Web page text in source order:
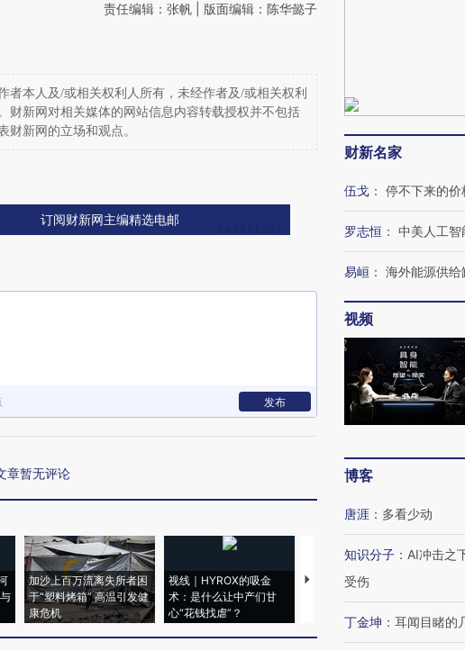
责任编辑：张帆 | 版面编辑：陈华懿子
者本人及/或相关权利人所有，未经作者及/或相关权利
财新网对相关媒体的网站信息内容转载授权并不包括
财新网的立场和观点。
订阅财新网主编精选电邮
发布
章暂无评论
加沙上百万流离失所者困
于“塑料烤箱” 高温引发健
康危机
视线｜HYROX的吸金
术：是什么让中产们甘
心“花钱找虐”？
马航飞行员跨国走私7万
财新名家
伍戈 ： 停不下来的价
罗志恒 ： 中美人工
易峘 ： 海外能源供
视频
博客
唐涯 ： 多看少动
知识分子 ： AI冲击之
受伤
丁金坤 ： 耳闻目睹的